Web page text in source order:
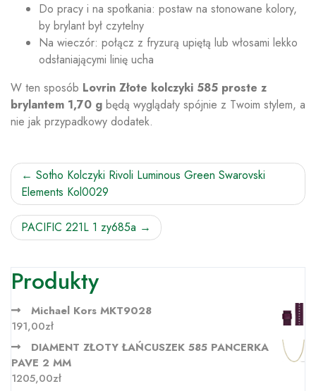
Do pracy i na spotkania: postaw na stonowane kolory,
by brylant był czytelny
Na wieczór: połącz z fryzurą upiętą lub włosami lekko
odsłaniającymi linię ucha
W ten sposób Lovrin Złote kolczyki 585 proste z
brylantem 1,70 g będą wyglądały spójnie z Twoim stylem, a
nie jak przypadkowy dodatek.
Nawigacja
wpisu
Sotho Kolczyki Rivoli Luminous Green Swarovski
Elements Kol0029
PACIFIC 221L 1 zy685a
Produkty
Michael Kors MKT9028
191,00zł
DIAMENT ZŁOTY ŁAŃCUSZEK 585 PANCERKA
PAVE 2 MM
1205,00zł